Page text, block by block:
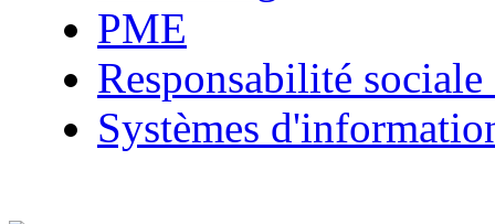
PME
Responsabilité
Systèmes